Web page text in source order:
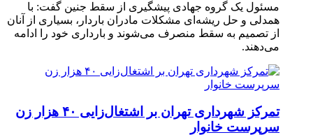
مسئول یک گروه جهادی پیشگیری از سقط جنین گفت: با
همدلی و حل ریشه‌ای مشکلات مادران باردار، بسیاری از آنان
از تصمیم به سقط منصرف می‌شوند و بارداری خود را ادامه
می‌دهند.
تمرکز شهرداری تهران بر اشتغال‌زایی ۴۰ هزار زن
سرپرست خانوار